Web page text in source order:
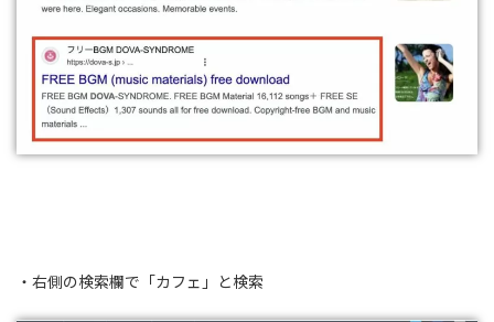
・右側の検索欄で「カフェ」と検索